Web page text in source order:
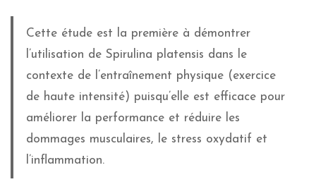
Cette étude est la première à démontrer
l’utilisation de Spirulina platensis dans le
contexte de l’entraînement physique (exercice
de haute intensité) puisqu’elle est efficace pour
améliorer la performance et réduire les
dommages musculaires, le stress oxydatif et
l’inflammation.